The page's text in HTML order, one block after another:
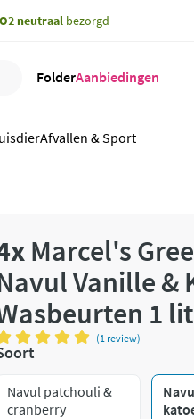
neutraal bezorgd
FolderAanbiedingen
Afvallen & Sport
Marcel's
Vanille &
1
(1 review)
Navul patchouli &
cranberry